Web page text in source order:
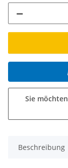
Sie
Beschreibung